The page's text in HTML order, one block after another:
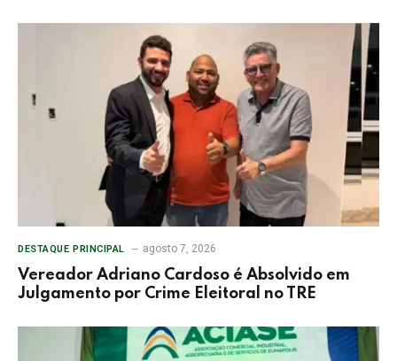
DESTAQUE PRINCIPAL agosto 7, 2026
Vereador Adriano Cardoso é Absolvido em
Julgamento por Crime Eleitoral no TRE